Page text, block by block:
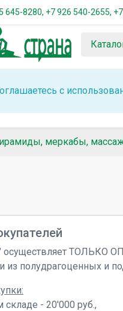
645-8280, +7 926 540-2655,
с
меркабы,
осуществляет ТОЛЬКО
из полудрагоценных и
- 20'000 руб.,